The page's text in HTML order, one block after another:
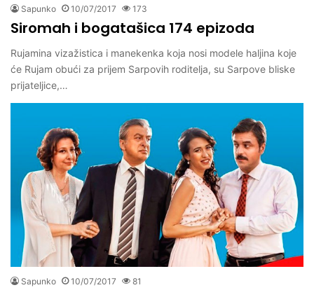
Sapunko 10/07/2017 173
Siromah i bogatašica 174 epizoda
Rujamina vizažistica i manekenka koja nosi modele haljina koje
će Rujam obući za prijem Sarpovih roditelja, su Sarpove bliske
prijateljice,…
Sapunko 10/07/2017 81